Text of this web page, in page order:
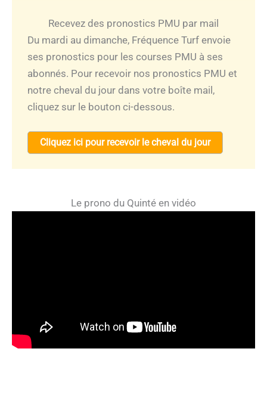
Recevez des pronostics PMU par mail
Du mardi au dimanche, Fréquence Turf envoie
ses pronostics pour les courses PMU à ses
abonnés. Pour recevoir nos pronostics PMU et
notre cheval du jour dans votre boîte mail,
cliquez sur le bouton ci-dessous.
Cliquez ici pour recevoir le cheval du jour
Le prono du Quinté en vidéo